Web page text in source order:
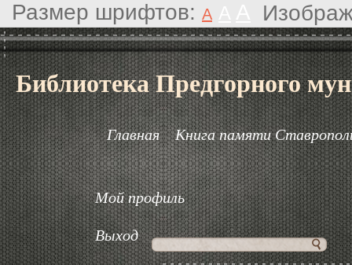
Размер шрифтов: A
Библиотека Предгорного
Главная Книга памяти
Мой профиль
Выход